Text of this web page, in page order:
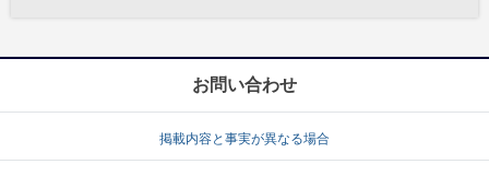
お問い合わせ
掲載内容と事実が異なる場合